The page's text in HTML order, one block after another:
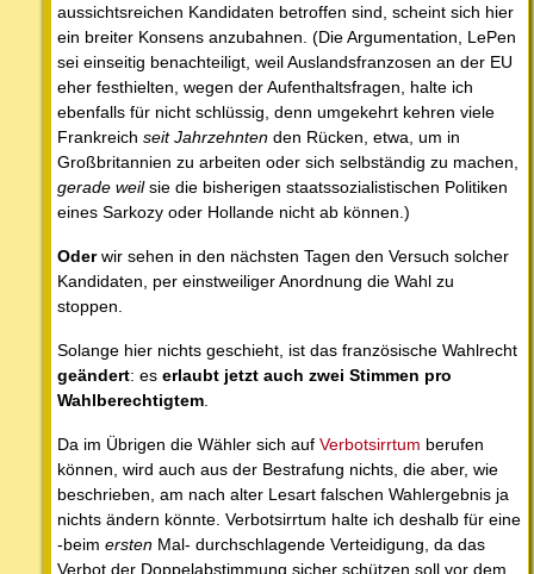
aussichtsreichen Kandidaten betroffen sind, scheint sich hier
ein breiter Konsens anzubahnen. (Die Argumentation, LePen
sei einseitig benachteiligt, weil Auslandsfranzosen an der EU
eher festhielten, wegen der Aufenthaltsfragen, halte ich
ebenfalls für nicht schlüssig, denn umgekehrt kehren viele
Frankreich seit Jahrzehnten den Rücken, etwa, um in
Großbritannien zu arbeiten oder sich selbständig zu machen,
gerade weilsie die bisherigen staatssozialistischen Politiken
eines Sarkozy oder Hollande nicht ab können.)
Oderwir sehen in den nächsten Tagen den Versuch solcher
Kandidaten, per einstweiliger Anordnung die Wahl zu
stoppen.
Solange hier nichts geschieht, ist das französische Wahlrecht
geändert: es erlaubt jetzt auch zwei Stimmen pro
Wahlberechtigtem
Da im Übrigen die Wähler sich auf Verbotsirrtum berufen
können, wird auch aus der Bestrafung nichts, die aber, wie
beschrieben, am nach alter Lesart falschen Wahlergebnis ja
nichts ändern könnte. Verbotsirrtum halte ich deshalb für eine
-beim ersten Mal- durchschlagende Verteidigung, da das
Verbot der Doppelabstimmung sicher schützen soll vor dem